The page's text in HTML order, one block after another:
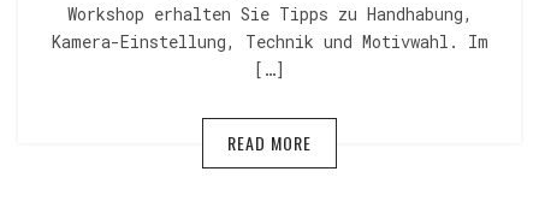
Workshop erhalten Sie Tipps zu Handhabung,
Kamera-Einstellung, Technik und Motivwahl. Im
[…]
READ MORE